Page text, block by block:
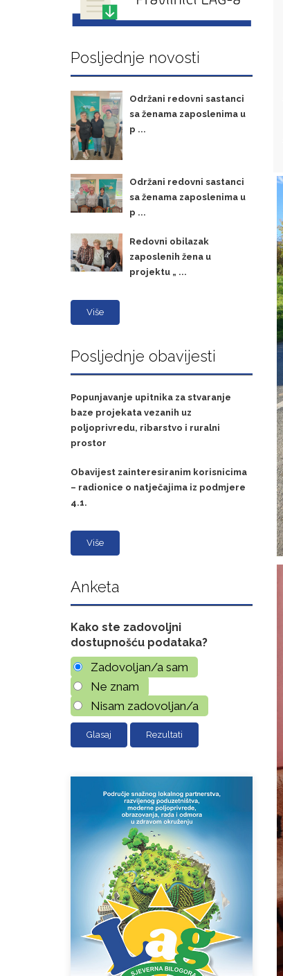
Posljednje novosti
Održani redovni sastanci
sa ženama zaposlenima u
p ...
Održani redovni sastanci
sa ženama zaposlenima u
p ...
Redovni obilazak
zaposlenih žena u
projektu „ ...
Više
Posljednje obavijesti
Popunjavanje upitnika za stvaranje
baze projekata vezanih uz
poljoprivredu, ribarstvo i ruralni
prostor
Obavijest zainteresiranim korisnicima
– radionice o natječajima iz podmjere
4.1.
Više
Anketa
Kako ste zadovoljni
dostupnošću podataka?
Zadovoljan/a sam
Ne znam
Nisam zadovoljan/a
Rezultati